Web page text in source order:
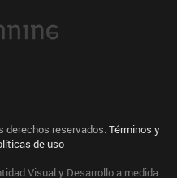
derechos reservados.Términos y
de uso
Visual y Desarrollo a medida.